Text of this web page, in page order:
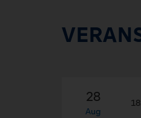
28
Aug